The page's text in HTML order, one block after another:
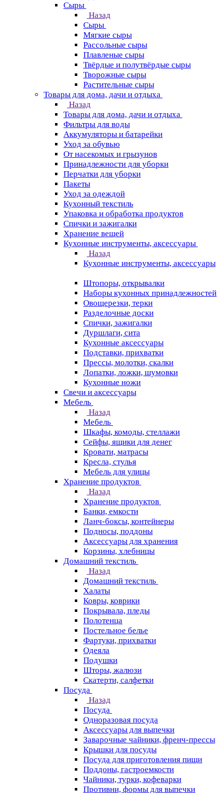
Сыры
Назад
Сыры
Мягкие сыры
Рассольные сыры
Плавленые сыры
Твёрдые и полутвёрдые сыры
Творожные сыры
Растительные сыры
Товары для дома, дачи и отдыха
Назад
Товары для дома, дачи и отдыха
Фильтры для воды
Аккумуляторы и батарейки
Уход за обувью
От насекомых и грызунов
Принадлежности для уборки
Перчатки для уборки
Пакеты
Уход за одеждой
Кухонный текстиль
Упаковка и обработка продуктов
Спички и зажигалки
Хранение вещей
Кухонные инструменты, аксессуары
Назад
Кухонные инструменты, аксессуары
Штопоры, открывалки
Наборы кухонных принадлежностей
Овощерезки, терки
Разделочные доски
Спички, зажигалки
Дуршлаги, сита
Кухонные аксессуары
Подставки, прихватки
Прессы, молотки, скалки
Лопатки, ложки, шумовки
Кухонные ножи
Свечи и аксессуары
Мебель
Назад
Мебель
Шкафы, комоды, стеллажи
Сейфы, ящики для денег
Кровати, матрасы
Кресла, стулья
Мебель для улицы
Хранение продуктов
Назад
Хранение продуктов
Банки, емкости
Ланч-боксы, контейнеры
Подносы, поддоны
Аксессуары для хранения
Корзины, хлебницы
Домашний текстиль
Назад
Домашний текстиль
Халаты
Ковры, коврики
Покрывала, пледы
Полотенца
Постельное белье
Фартуки, прихватки
Одеяла
Подушки
Шторы, жалюзи
Скатерти, салфетки
Посуда
Назад
Посуда
Одноразовая посуда
Аксессуары для выпечки
Заварочные чайники, френч-прессы
Крышки для посуды
Посуда для приготовления пищи
Поддоны, гастроемкости
Чайники, турки, кофеварки
Противни, формы для выпечки